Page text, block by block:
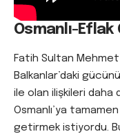
Osmanlı-Eflak
Fatih Sultan
Balkanlar’daki
ile olan ilişkileri daha
Osmanlı’ya
getirmek istiyordu.